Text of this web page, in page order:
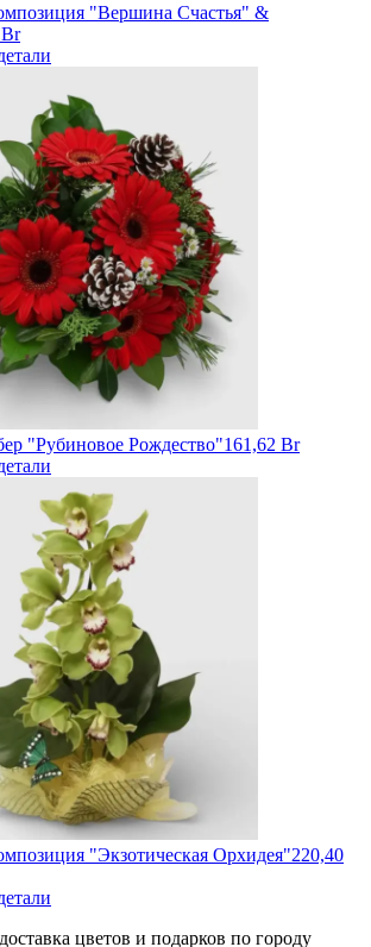
"Вершина Счастья" &
"Рубиновое Рождество"161,62 Br
"Экзотическая Орхидея"220,40
цветов и подарков по городу